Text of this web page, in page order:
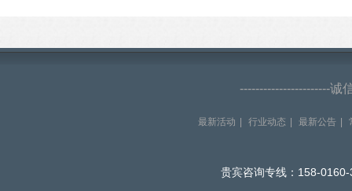
-----------------------诚
最新活动 行业动态 最新公告
贵宾咨询专线：158-